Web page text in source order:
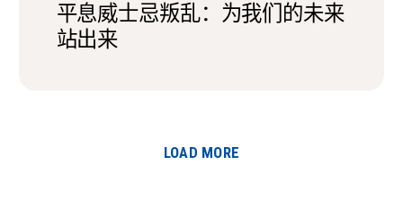
平息威士忌叛乱：为我们的未来
站出来
LOAD MORE